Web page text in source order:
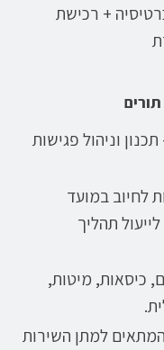
+ רכישת
וניהול פגישות
לחיוב במועד
תהליך
כיסאות, מיטות,
למתן השירות